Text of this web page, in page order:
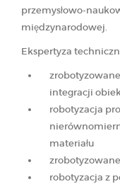
przemysłowo-
międzynarodowej.
Ekspertyza
integracji
robotyzacja
materiału
robotyzacja z